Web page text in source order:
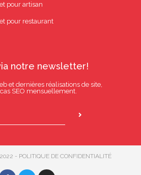
pour artisan
pour restaurant
notre newsletter!
et dernières réalisations de site,
SEO mensuellement.
- POLITIQUE DE CONFIDENTIALITÉ